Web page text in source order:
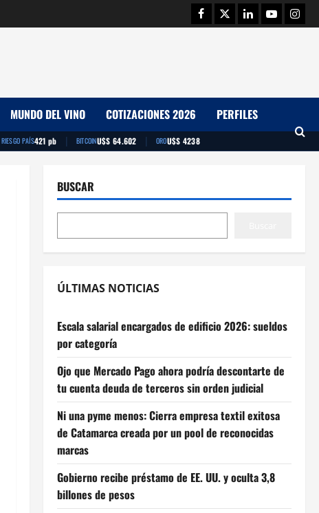
Facebook
TwitterLinkedinYoutube
MUNDO DEL VINO COTIZACIONES 2026 PERFILES
RIESGO PAÍS421 pb | BITCOINU$S 64.602 | OROU$S 4238
BUSCAR
ÚLTIMAS NOTICIAS
Escala salarial encargados de edificio 2026: sueldos
por categoría
Ojo que Mercado Pago ahora podría descontarte de
tu cuenta deuda de terceros sin orden judicial
Ni una pyme menos: Cierra empresa textil exitosa
de Catamarca creada por un pool de reconocidas
marcas
Gobierno recibe préstamo de EE. UU. y oculta 3,8
billones de pesos